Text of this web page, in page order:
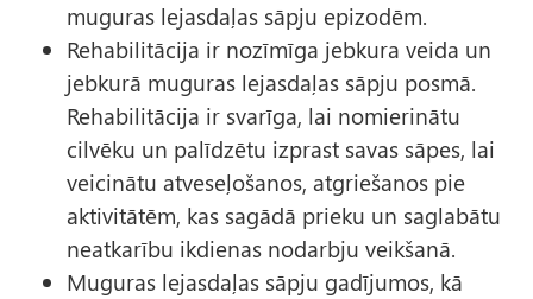
muguras lejasdaļas sāpju epizodēm.
Rehabilitācija ir nozīmīga jebkura veida un
jebkurā muguras lejasdaļas sāpju posmā.
Rehabilitācija ir svarīga, lai nomierinātu
cilvēku un palīdzētu izprast savas sāpes, lai
veicinātu atveseļošanos, atgriešanos pie
aktivitātēm, kas sagādā prieku un saglabātu
neatkarību ikdienas nodarbju veikšanā.
Muguras lejasdaļas sāpju gadījumos, kā